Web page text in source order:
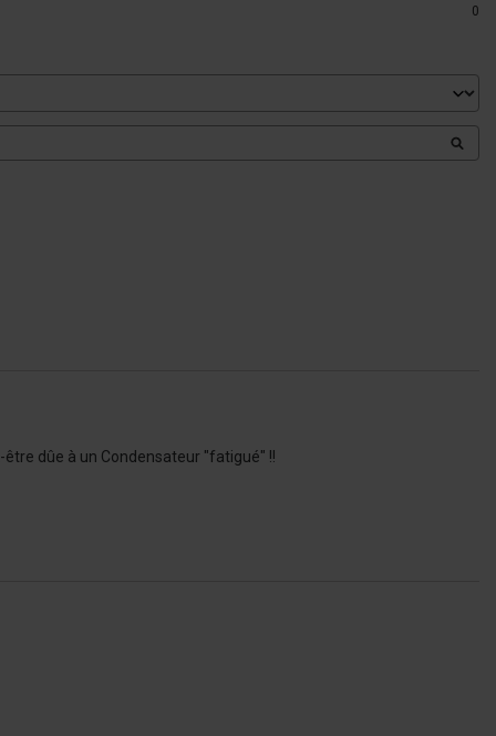
0
dûe à un Condensateur "fatigué" !!